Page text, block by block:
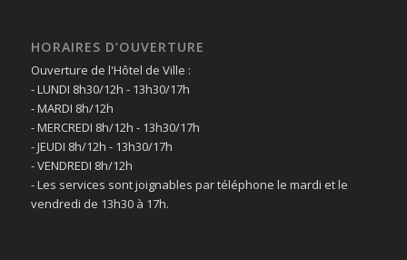
HORAIRES D’OUVERTURE
Ouverture de l'Hôtel de Ville :
- LUNDI 8h30/12h - 13h30/17h
- MARDI 8h/12h
- MERCREDI 8h/12h - 13h30/17h
- JEUDI 8h/12h - 13h30/17h
- VENDREDI 8h/12h
- Les services sont joignables par téléphone le mardi et le
vendredi de 13h30 à 17h.